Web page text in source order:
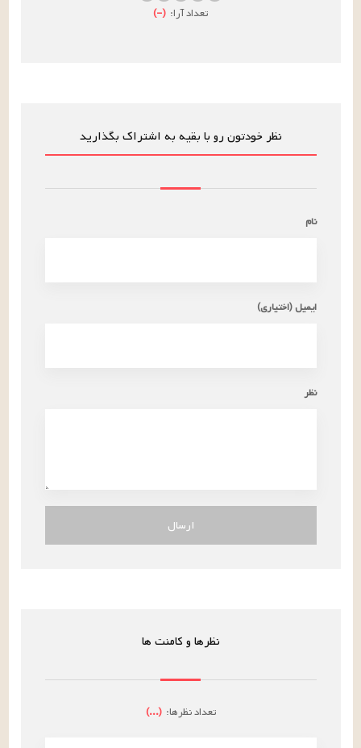
تعداد آرا: (
–
)
نظر خودتون رو با بقیه به اشتراک بگذارید
نام
ایمیل (اختیاری)
نظر
ارسال
نظرها و کامنت ها
تعداد نظرها: (
...
)